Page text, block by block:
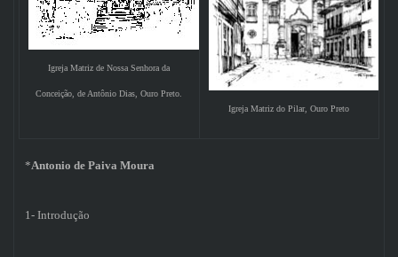
Igreja Matriz de Nossa Senhora da
Conceição, de Antônio Dias, Ouro Preto.
Igreja Matriz do Pilar, Ouro Preto
*Antonio de Paiva Moura
1- Introdução